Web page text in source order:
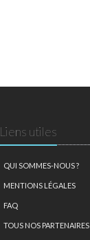
Liens utiles
QUI SOMMES-NOUS ?
MENTIONS LÉGALES
FAQ
TOUS NOS PARTENAIRES